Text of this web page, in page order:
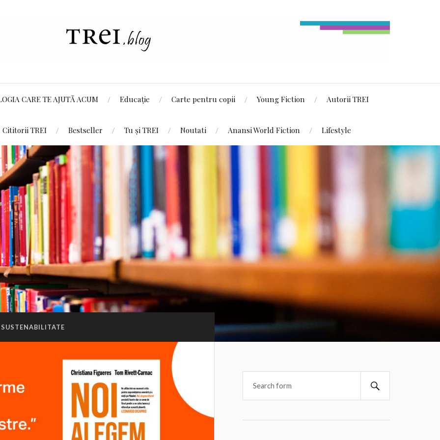
CARE TE AJUTĂ ACUM Educație Carte pentru copii Young Fiction Autorii TREI
Cititorii TREI Bestseller Tu și TREI Noutati Anansi World Fiction Lifestyle
SUSTENABILITATE